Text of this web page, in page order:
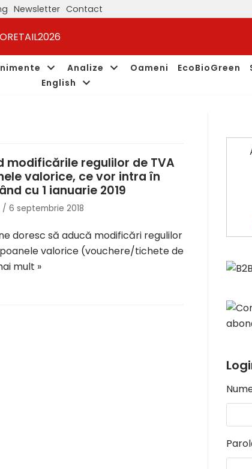
Newsletter Contact
Analize Oameni EcoBioGreen
English
modificările regulilor de TVA
valorice, ce vor intra în
cu 1 ianuarie 2019
6 septembrie 2018
doresc să aducă modificări regulilor
valorice (vouchere/tichete de
mult »